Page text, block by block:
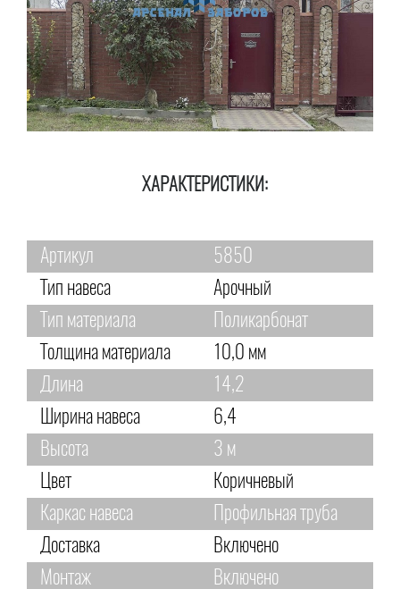
ХАРАКТЕРИСТИКИ:
Артикул
5850
Тип навеса
Арочный
Тип материала
Поликарбонат
Толщина материала
10,0 мм
Длина
14,2
Ширина навеса
6,4
Высота
3 м
Цвет
Коричневый
Каркас навеса
Профильная труба
Доставка
Включено
Монтаж
Включено